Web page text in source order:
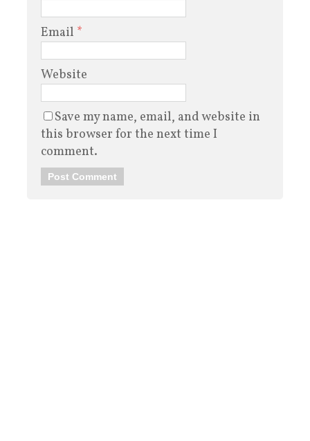
Email *
Website
Save my name, email, and website in
this browser for the next time I
comment.